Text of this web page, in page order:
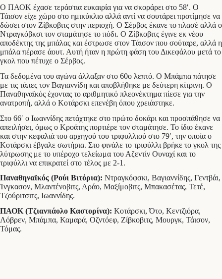
Ο ΠΑΟΚ έχασε τεράστια ευκαιρία για να σκοράρει στο 58′. Ο
Τάισον είχε χώρο στο ημικύκλιο αλλά αντί να σουτάρει προτίμησε να
δώσει στον Ζίβκοβιτς στην περιοχή. Ο Σέρβος έκανε το πλασέ αλλά ο
Ντραγκόβκσι τον σταμάτησε το πόδι. Ο Ζίβκοβιτς έγινε εκ νέου
αποδέκτης της μπάλας και έστρωσε στον Τάισον που σούταρε, αλλά η
μπάλα πέρασε άουτ. Αυτή ήταν η πρώτη φάση του Δικεφάλου μετά το
γκολ που πέτυχε ο Σέρβος.
Τα δεδομένα του αγώνα άλλαξαν στο 60ο λεπτό. Ο Μπάμπα πάτησε
με τις τάπες τον Βαγιαννίδη και αποβλήθηκε με δεύτερη κίτρινη. Ο
Παναθηναϊκός έχοντας το αριθμητικό πλεονέκτημα πίεσε για την
ανατροπή, αλλά ο Κοτάρσκι επενέβη όπου χρειάστηκε.
Στο 66′ ο Ιωαννίδης πετάχτηκε στο πρώτο δοκάρι και προσπάθησε να
απειλήσει, όμως ο Κροάτης πορτιέρε τον σταμάτησε. Το ίδιο έκανε
και στην κεφαλιά του αρχηγού του τριφυλλιού στο 79′, την οποία ο
Κοτάρσκι έβγαλε σωτήρια. Στο φινάλε το τριφύλλι βρήκε το γκολ της
λύτρωσης με το υπέροχο τελείωμα του Αζεντίν Ουναχί και το
τριφύλλι να επικρατεί στο τέλος με 2-1.
Παναθηναϊκός (Ρούι Βιτόρια): Ντραγκόφσκι, Βαγιαννίδης, Γεντβάι,
Ίνγκασον, Μλαντένοβιτς, Αράο, Μαξίμοβιτς, Μπακασέτας, Τετέ,
Tζούριτσιτς, Ιωαννίδης.
ΠΑΟΚ (Τζιανπάολο Καστορίνα): Κοτάρσκι, Ότο, Κεντζιόρα,
Λόβρεν, Μπάμπα, Καμαρά, Οζντόεφ, Ζίβκοβιτς, Μουργκ, Τάισον,
Τόμας.